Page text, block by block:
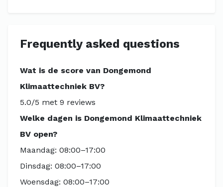
Frequently asked questions
Wat is de score van Dongemond
Klimaattechniek BV?
5.0/5 met 9 reviews
Welke dagen is Dongemond Klimaattechniek
BV open?
Maandag: 08:00–17:00
Dinsdag: 08:00–17:00
Woensdag: 08:00–17:00